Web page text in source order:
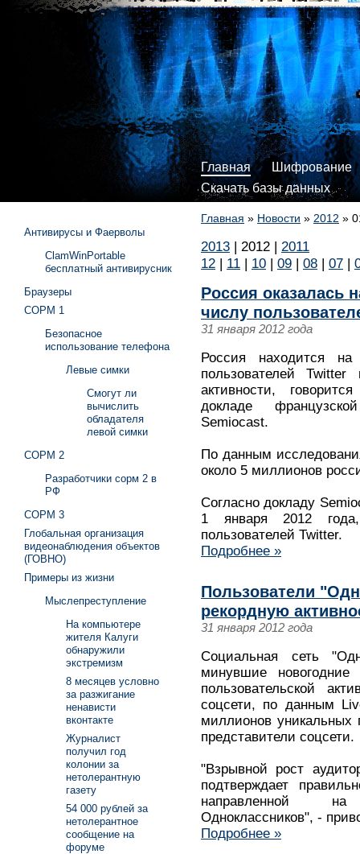
Главная
Шифрование
Скачать базы данных
Главная » Новости » 2012 »
2013 | 2012 | 2011
12 | 11 | 10 | 09 | 08 | 07 |
Россия оказалась
числу
31 января 2012 года
Россия находится
пользователей
активности,
докладе
Semiocast.
По данным
около 5 миллионов
Согласно докладу
1 января 2012
пользователей Twitter.
Подробнее »
Пользователи
рекордную
31 января 2012 года
Социальная сеть
минувшие новогодние
пользовательской
соцсети, по данным
миллионов уникальных
представители соцсети.
"Взрывной рост
подтверждает
направленной
Одноклассников", -
Подробнее »
Антивирусы и Фаерволы
ClamWinPortable
бесплатный антивирусник
Браузеры
СОРМ 1
Безопасное
использование телефона
Левые симки
Смогут ли
вычислить
обладателя
левой симки
СОРМ 2
Разработчики сорм 2 в
РФ
СОРМ 3
Глобальная организация
видеонаблюдения объектов
(ГОВНО)
Примеры из жизни
Мыслепреступление
На компьютере
жителя Калуги
обнаружили
экстремизм
8 месяцев условно
за разжигание
ненависти
вконтакте
Журналист
получил год
колонии за
нетолерантную
газету
54 000 рублей за
нетолерантное
сообщение на
форуме